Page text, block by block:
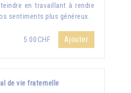
en travaillant à rendre
sentiments plus généreux.
5.00CHF Ajouter
de vie fraternelle